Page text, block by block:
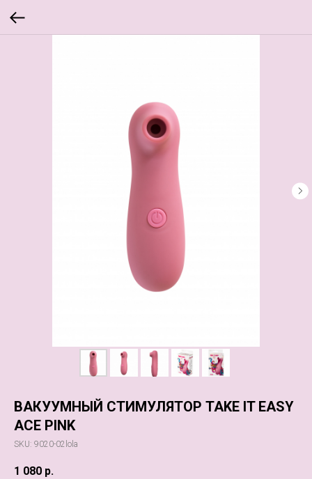
ВАКУУМНЫЙ СТИМУЛЯТОР TAKE IT EASY
ACE PINK
SKU: 9020-02lola
1 080 р.